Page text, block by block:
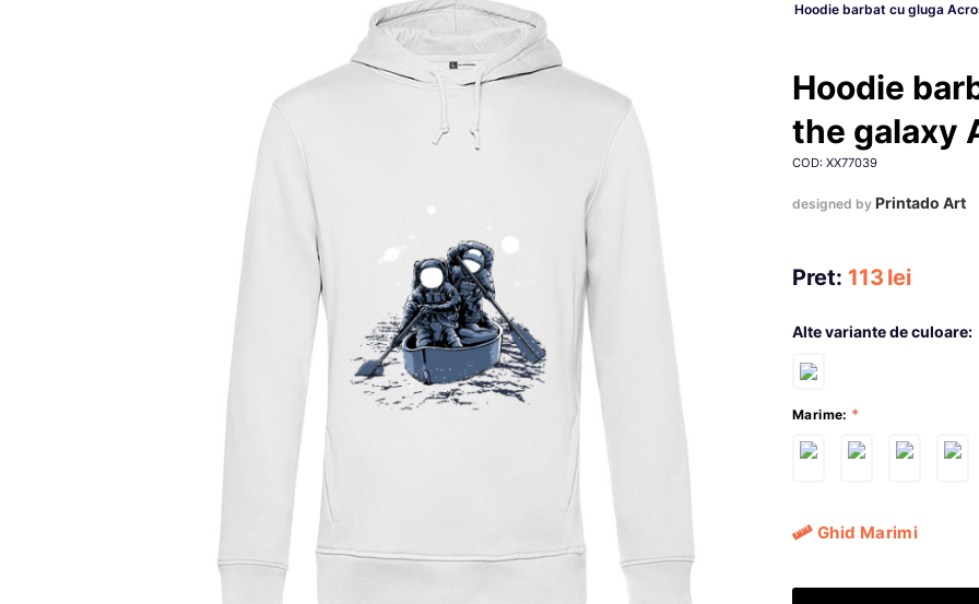
Hoodie barbat cu gluga
Hoodie
the galaxy
COD: XX77039
designed by Printado Art
Pret: 113 lei
Alte variante de culoare:
Marime:
Ghid Marimi